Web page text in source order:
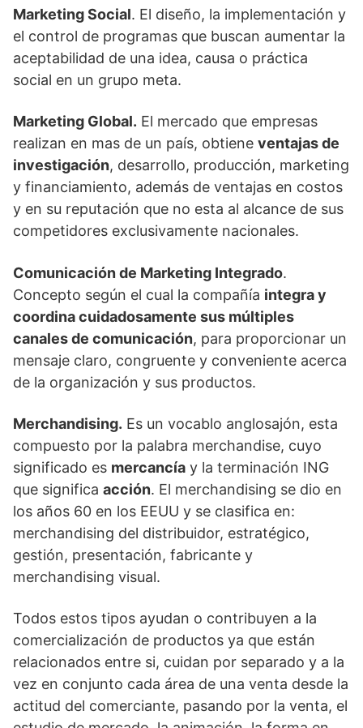
Marketing Social. El diseño, la implementación y
el control de programas que buscan aumentar la
aceptabilidad de una idea, causa o práctica
social en un grupo meta.
Marketing Global. El mercado que empresas
realizan en mas de un país, obtiene ventajas de
investigación, desarrollo, producción, marketing
y financiamiento, además de ventajas en costos
y en su reputación que no esta al alcance de sus
competidores exclusivamente nacionales.
Comunicación de Marketing Integrado.
Concepto según el cual la compañía integra y
coordina cuidadosamente sus múltiples
canales de comunicación, para proporcionar un
mensaje claro, congruente y conveniente acerca
de la organización y sus productos.
Merchandising. Es un vocablo anglosajón, esta
compuesto por la palabra merchandise, cuyo
significado es mercancía y la terminación ING
que significa acción. El merchandising se dio en
los años 60 en los EEUU y se clasifica en:
merchandising del distribuidor, estratégico,
gestión, presentación, fabricante y
merchandising visual.
Todos estos tipos ayudan o contribuyen a la
comercialización de productos ya que están
relacionados entre si, cuidan por separado y a la
vez en conjunto cada área de una venta desde la
actitud del comerciante, pasando por la venta, el